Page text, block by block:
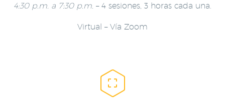
4:30 p.m. a 7:30 p.m. – 4 sesiones, 3 horas cada una.
Virtual – Vía Zoom

